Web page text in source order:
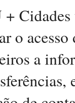
o acesso
a